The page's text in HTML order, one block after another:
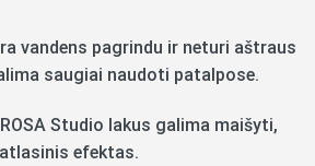
vandens pagrindu ir neturi aštraus
saugiai naudoti patalpose.
Studio lakus galima maišyti,
efektas.